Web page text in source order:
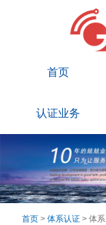
首页
认证业务
首页 > 体系认证 > 体系